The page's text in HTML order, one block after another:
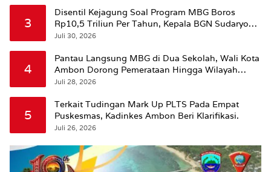
3
Disentil Kejagung Soal Program MBG Boros
Rp10,5 Triliun Per Tahun, Kepala BGN Sudaryono
Beri Penjelasan
Juli 30, 2026
4
Pantau Langsung MBG di Dua Sekolah, Wali Kota
Ambon Dorong Pemerataan Hingga Wilayah
Leitimur Selatan
Juli 28, 2026
5
Terkait Tudingan Mark Up PLTS Pada Empat
Puskesmas, Kadinkes Ambon Beri Klarifikasi.
Juli 26, 2026